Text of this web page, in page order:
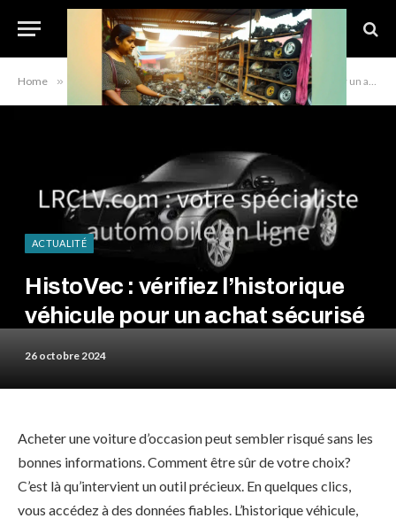
Home » Actualité » HistoVec : vérifiez l’historique véhicule pour un achat sécurisé
ACTUALITÉ
HistoVec : vérifiez l’historique
véhicule pour un achat sécurisé
26 octobre 2024
Acheter une voiture d’occasion peut sembler risqué sans les
bonnes informations. Comment être sûr de votre choix?
C’est là qu’intervient un outil précieux. En quelques clics,
vous accédez à des données fiables. L’historique véhicule,